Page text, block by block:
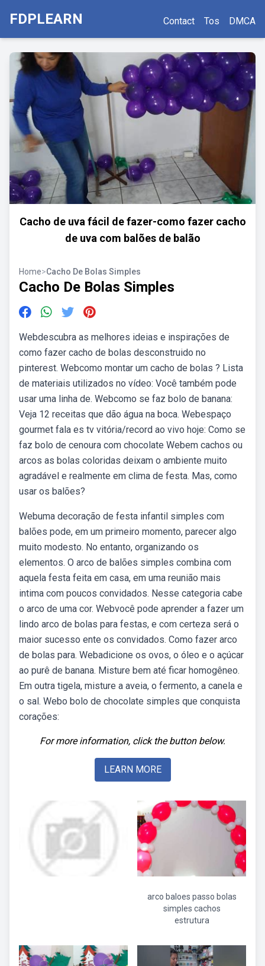
FDPLEARN Contact Tos DMCA
Cacho de uva fácil de fazer-como fazer cacho
de uva com balões de balão
Home>Cacho De Bolas Simples
Cacho De Bolas Simples
Webdescubra as melhores ideias e inspirações de
como fazer cacho de bolas desconstruido no
pinterest. Webcomo montar um cacho de bolas ? Lista
de materiais utilizados no vídeo: Você também pode
usar uma linha de. Webcomo se faz bolo de banana:
Veja 12 receitas que dão água na boca. Webespaço
gourmet fala es tv vitória/record ao vivo hoje: Como se
faz bolo de cenoura com chocolate Webem cachos ou
arcos as bolas coloridas deixam o ambiente muito
agradável e realmente em clima de festa. Mas, como
usar os balões?
Webuma decoração de festa infantil simples com
balões pode, em um primeiro momento, parecer algo
muito modesto. No entanto, organizando os
elementos. O arco de balões simples combina com
aquela festa feita em casa, em uma reunião mais
intima com poucos convidados. Nesse categoria cabe
o arco de uma cor. Webvocê pode aprender a fazer um
lindo arco de bolas para festas, e com certeza será o
maior sucesso ente os convidados. Como fazer arco
de bolas para. Webadicione os ovos, o óleo e o açúcar
ao purê de banana. Misture bem até ficar homogêneo.
Em outra tigela, misture a aveia, o fermento, a canela e
o sal. Webo bolo de chocolate simples que conquista
corações:
For more information, click the button below.
LEARN MORE
arco baloes passo bolas
simples cachos
estrutura